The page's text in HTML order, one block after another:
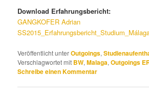
Download Erfahrungsbericht:
GANGKOFER Adrian
Veröffentlicht unterOutgoings,
Verschlagwortet mit BW,Malaga,Outgoings
Schreibe einen Kommentar